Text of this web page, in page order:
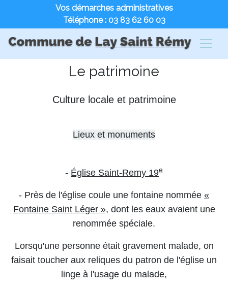
Vos démarches administratives
Téléphone : 03 83 62 60 03
Le patrimoine
Culture locale et patrimoine
Lieux et monuments
- Église Saint-Remy 19e
- Près de l'église coule une fontaine nommée «
Fontaine Saint Léger », dont les eaux avaient une
renommée spéciale.
Lorsqu'une personne était gravement malade, on
faisait toucher aux reliques du patron de l'église un
linge à l'usage du malade,